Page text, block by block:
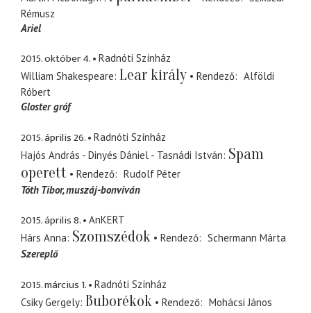
Rémusz
Ariel
2015. október 4.
Radnóti Színház
William Shakespeare Lear király Rendező
Alföldi
Róbert
Gloster gróf
2015. április 26.
Radnóti Színház
Hajós András - Dinyés Dániel - Tasnádi István Spam
operett
Rendező
Rudolf Péter
Tóth Tibor muszáj-bonviván
2015. április 8.
AnKERT
Hárs Anna Szomszédok Rendező
Schermann Márta
Szereplő
2015. március 1.
Radnóti Színház
Csiky Gergely Buborékok Rendező
Mohácsi János